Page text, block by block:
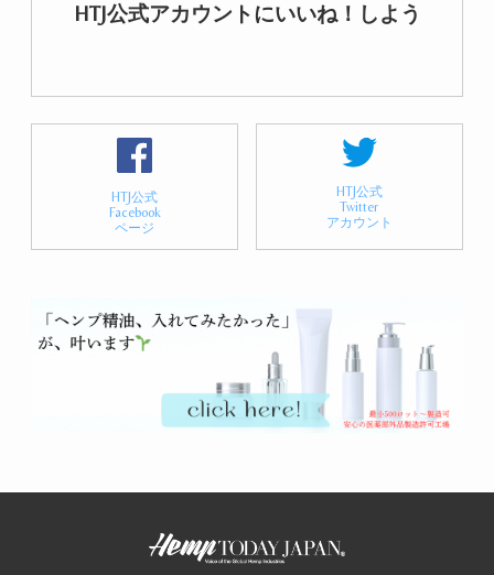
HTJ公式アカウントにいいね！しよう
HTJ公式
Facebook
ページ
HTJ公式
Twitter
アカウント